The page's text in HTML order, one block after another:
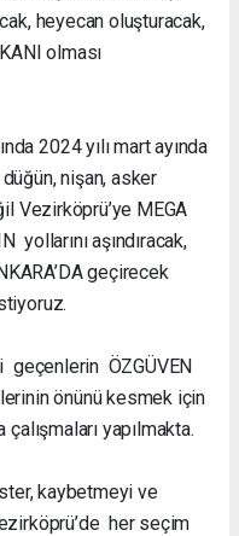
heyecan oluşturacak,
olması
2024 yılı mart ayında
nişan, asker
Vezirköprü’ye MEGA
aşındıracak,
geçirecek
geçenlerin ÖZGÜVEN
önünü kesmek için
yapılmakta.
kaybetmeyi ve
her seçim